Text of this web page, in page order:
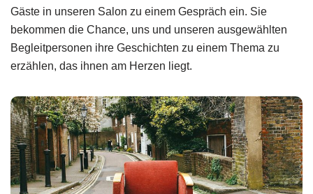
Gäste in unseren Salon zu einem Gespräch ein. Sie
bekommen die Chance, uns und unseren ausgewählten
Begleitpersonen ihre Geschichten zu einem Thema zu
erzählen, das ihnen am Herzen liegt.